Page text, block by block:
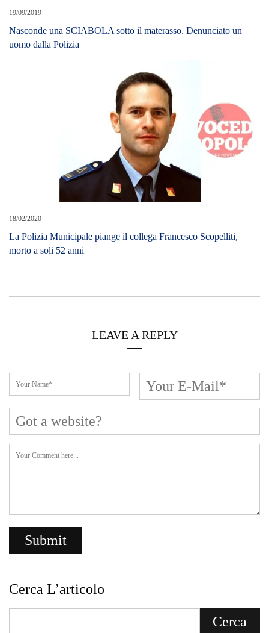
19/09/2019
Nasconde una SCIABOLA sotto il materasso. Denunciato un
uomo dalla Polizia
18/02/2020
La Polizia Municipale piange il collega Francesco Scopelliti,
morto a soli 52 anni
LEAVE A REPLY
Cerca L’articolo